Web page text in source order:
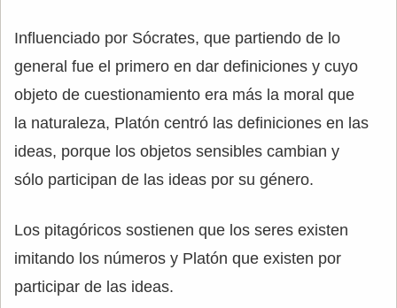
Influenciado por Sócrates, que partiendo de lo
general fue el primero en dar definiciones y cuyo
objeto de cuestionamiento era más la moral que
la naturaleza, Platón centró las definiciones en las
ideas, porque los objetos sensibles cambian y
sólo participan de las ideas por su género.
Los pitagóricos sostienen que los seres existen
imitando los números y Platón que existen por
participar de las ideas.